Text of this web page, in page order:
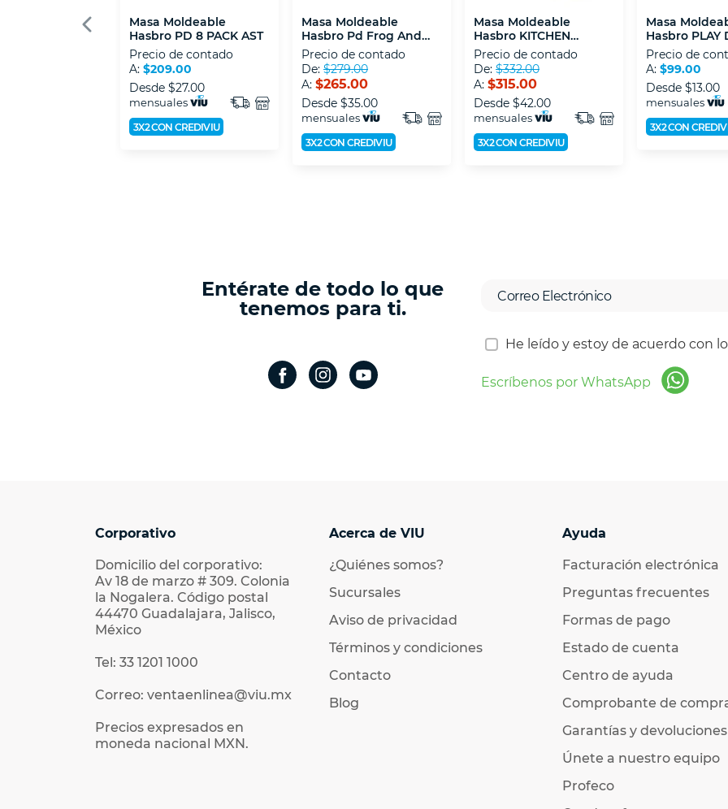
Masa Moldeable
Hasbro PD 8 PACK AST
Precio de contado
A: $209.00
Desde $27.00
mensuales
3X2 CON CREDIVIU
Masa Moldeable
Hasbro Pd Frog And
Colors Starter Set
Precio de contado
De: $279.00
A: $265.00
Desde $35.00
mensuales
3X2 CON CREDIVIU
Masa Moldeable
Hasbro KITCHEN
CREATIONS: SET
BATIDORA MAGICA
Precio de contado
De: $332.00
A: $315.00
Desde $42.00
mensuales
3X2 CON CREDIVIU
Masa
Hasbro PLAY
PIEZAS B5517
Precio de
A: $99.00
Desde $13.00
mensuales
3X2 CON
Entérate de todo lo que
tenemos para ti.
He leído y estoy de acuerdo con
Escríbenos por WhatsApp
Corporativo
Domicilio del corporativo:
Av 18 de marzo # 309. Colonia
la Nogalera. Código postal
44470 Guadalajara, Jalisco,
México
Tel: 33 1201 1000
Correo: ventaenlinea@viu.mx
Precios expresados en
moneda nacional MXN.
Acerca de VIU
¿Quiénes somos?
Sucursales
Aviso de privacidad
Términos y condiciones
Contacto
Blog
Ayuda
Facturación electrónica
Preguntas frecuentes
Formas de pago
Estado de cuenta
Centro de ayuda
Comprobante de
Garantías y devoluciones
Únete a nuestro equipo
Profeco